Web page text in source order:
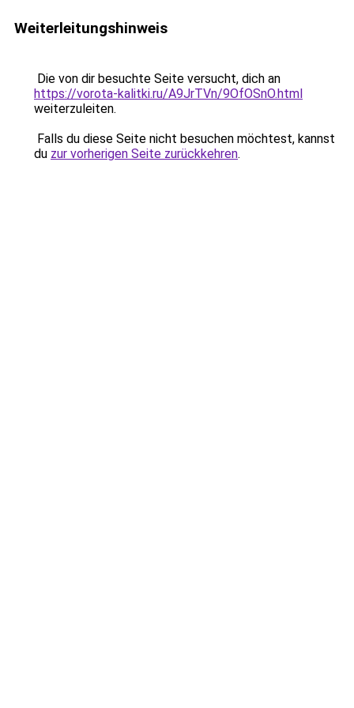
Weiterleitungshinweis
Die von dir besuchte Seite versucht, dich an
https://vorota-kalitki.ru/A9JrTVn/9OfOSnO.html
weiterzuleiten.
Falls du diese Seite nicht besuchen möchtest, kannst
du zur vorherigen Seite zurückkehren.